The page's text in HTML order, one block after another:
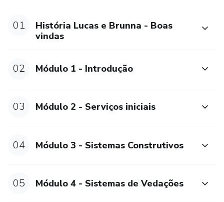
Módulo10: Como entregar uma obra para o seu cliente;
01
História Lucas e Brunna - Boas
vindas
02 Módulo 1 - Introdução
03 Módulo 2 - Serviços iniciais
04 Módulo 3 - Sistemas Construtivos
05 Módulo 4 - Sistemas de Vedações